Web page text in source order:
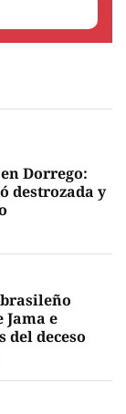
Dorrego:
destrozada y
Jama e
del deceso